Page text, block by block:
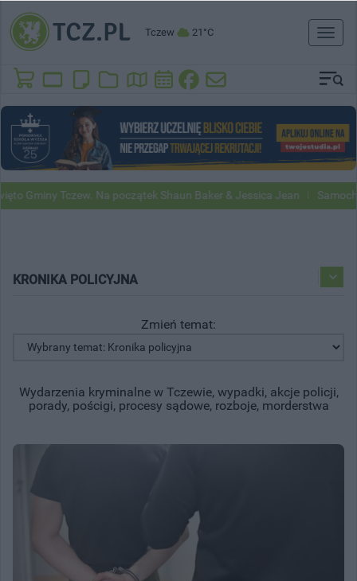
Tczew 21°C
Toggle
Tczew. Na początek Shaun Baker & Jessica Jean Samochody
KRONIKA POLICYJNA
Zmień temat:
Wydarzenia kryminalne w Tczewie, wypadki, akcje policji,
porady, pościgi, procesy sądowe, rozboje, morderstwa